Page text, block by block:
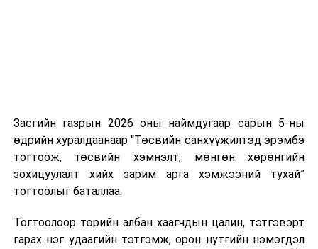
Засгийн газрын 2026 оны наймдугаар сарын 5-ны
өдрийн хуралдаанаар “Төсвийн санхүүжилтэд эрэмбэ
тогтоож, төсвийн хэмнэлт, мөнгөн хөрөнгийн
зохицуулалт хийх зарим арга хэмжээний тухай”
тогтоолыг баталлаа.
Тогтоолоор төрийн албан хаагчдын цалин, тэтгэвэрт
гарах нэг удаагийн тэтгэмж, орон нутгийн нэмэгдэл